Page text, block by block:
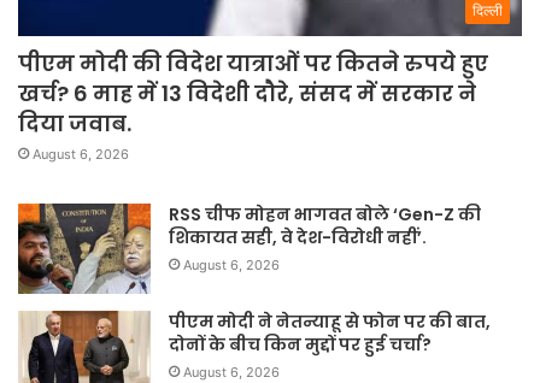
दिल्ली
पीएम मोदी की विदेश यात्राओं पर कितने रुपये हुए
खर्च? 6 माह में 13 विदेशी दौरे, संसद में सरकार ने
दिया जवाब.
August 6, 2026
RSS चीफ मोहन भागवत बोले ‘Gen-Z की
शिकायत सही, वे देश-विरोधी नहीं’.
August 6, 2026
पीएम मोदी ने नेतन्याहू से फोन पर की बात,
दोनों के बीच किन मुद्दों पर हुई चर्चा?
August 6, 2026